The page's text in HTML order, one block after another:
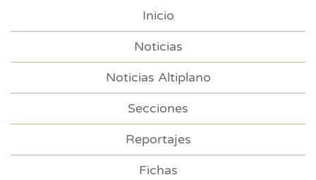
Inicio
Noticias
Noticias Altiplano
Secciones
Reportajes
Fichas